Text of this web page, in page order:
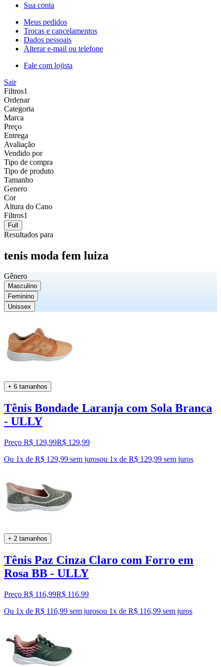
Sua conta
Meus pedidos
Trocas e cancelamentos
Dados pessoais
Alterar e-mail ou telefone
Fale com lojista
Sair
Filtros1
Ordenar
Categoria
Marca
Preço
Entrega
Avaliação
Vendido por
Tipo de compra
Tipo de produto
Tamanho
Genero
Cor
Altura do Cano
Filtros1
Full
Resultados para
tenis moda fem luiza
Gênero
Masculino
Feminino
Unissex
+ 6 tamanhos
Tênis Bondade Laranja com Sola Branca
- ULLY
Preço R$ 129,99R$ 129,99
Ou 1x de R$ 129,99 sem jurosou 1x de R$ 129,99 sem juros
+ 2 tamanhos
Tênis Paz Cinza Claro com Forro em
Rosa BB - ULLY
Preço R$ 116,99R$ 116,99
Ou 1x de R$ 116,99 sem jurosou 1x de R$ 116,99 sem juros